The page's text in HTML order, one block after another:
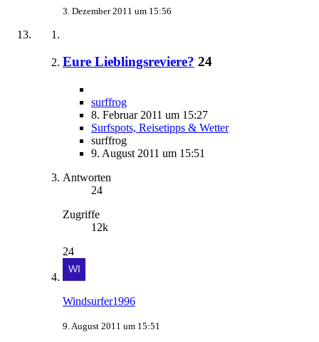
3. Dezember 2011 um 15:56
Eure Lieblingsreviere? 24
surffrog
8. Februar 2011 um 15:27
Surfspots, Reisetipps & Wetter
surffrog
9. August 2011 um 15:51
Antworten
24
Zugriffe
12k
24
Windsurfer1996
9. August 2011 um 15:51